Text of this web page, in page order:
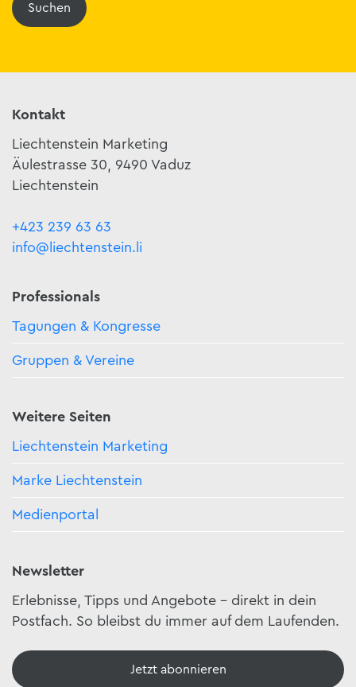
Suchen
Kontakt
Liechtenstein Marketing
Äulestrasse 30, 9490 Vaduz
Liechtenstein
+423 239 63 63
info@liechtenstein.li
Professionals
Tagungen & Kongresse
Gruppen & Vereine
Weitere Seiten
Liechtenstein Marketing
Marke Liechtenstein
Medienportal
Newsletter
Erlebnisse, Tipps und Angebote – direkt in dein
Postfach. So bleibst du immer auf dem Laufenden.
Jetzt abonnieren